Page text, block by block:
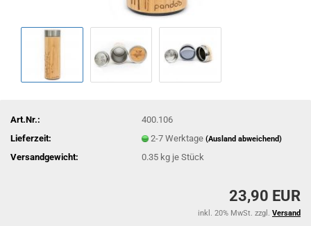
Art.Nr.:
400.106
Lieferzeit:
2-7 Werktage(Ausland abweichend)
Versandgewicht: 0.35 kg je Stück
23,90 EUR
inkl. 20% MwSt. zzgl. Versand